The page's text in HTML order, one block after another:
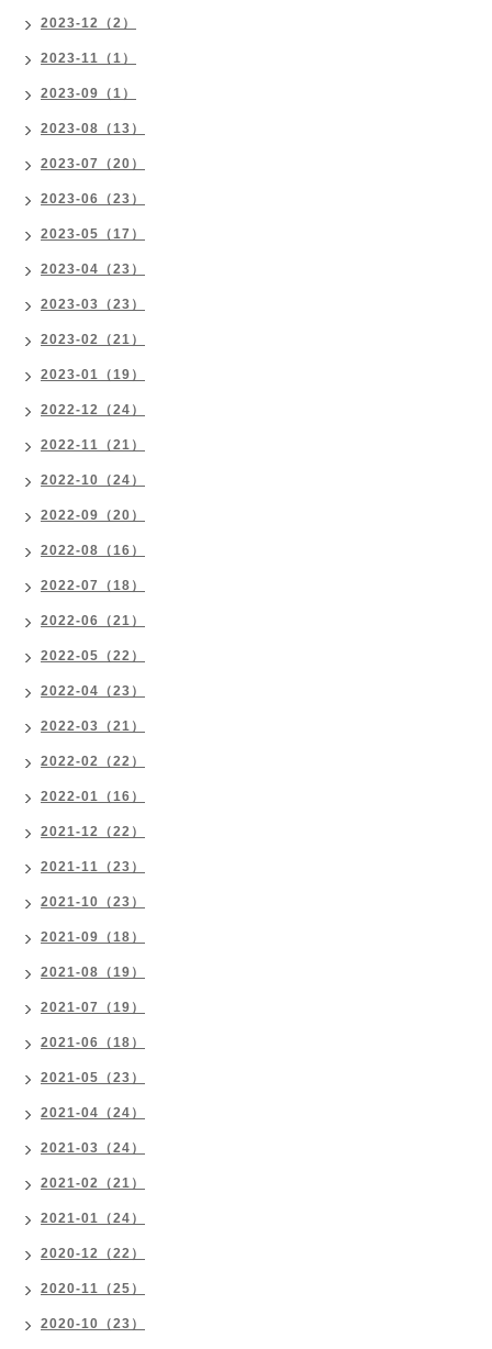
2023-12（2）
2023-11（1）
2023-09（1）
2023-08（13）
2023-07（20）
2023-06（23）
2023-05（17）
2023-04（23）
2023-03（23）
2023-02（21）
2023-01（19）
2022-12（24）
2022-11（21）
2022-10（24）
2022-09（20）
2022-08（16）
2022-07（18）
2022-06（21）
2022-05（22）
2022-04（23）
2022-03（21）
2022-02（22）
2022-01（16）
2021-12（22）
2021-11（23）
2021-10（23）
2021-09（18）
2021-08（19）
2021-07（19）
2021-06（18）
2021-05（23）
2021-04（24）
2021-03（24）
2021-02（21）
2021-01（24）
2020-12（22）
2020-11（25）
2020-10（23）